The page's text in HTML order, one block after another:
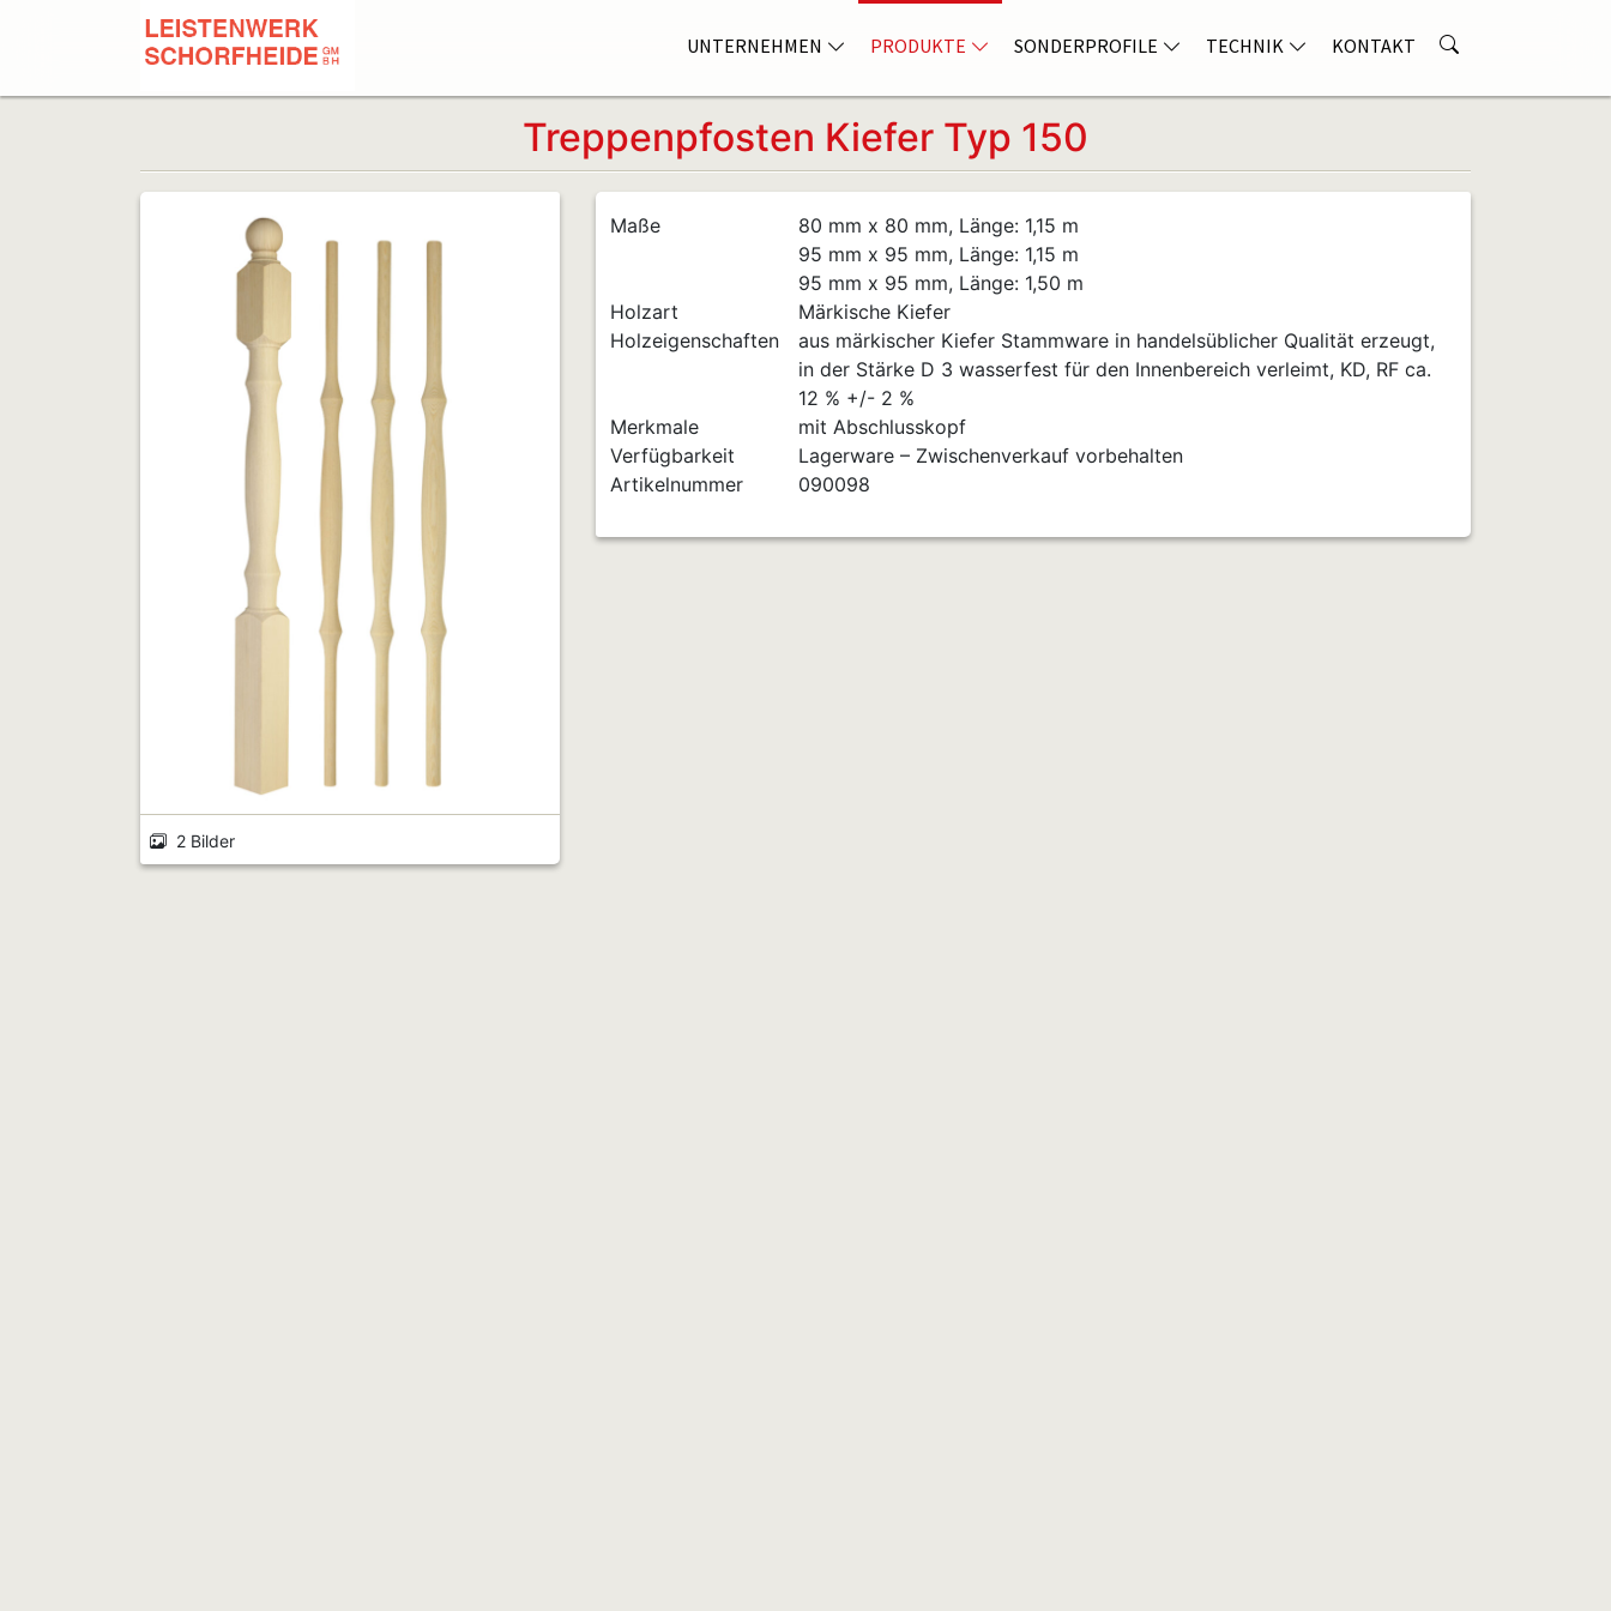
UNTERNEHMEN PRODUKTE SONDERPROFILE TECHNIK KONTAKT
Treppenpfosten Kiefer Typ 150
2 Bilder
Maße
80 mm x 80 mm, Länge: 1,15 m
95 mm x 95 mm, Länge: 1,15 m
95 mm x 95 mm, Länge: 1,50 m
Holzart
Märkische Kiefer
Holzeigenschaften
aus märkischer Kiefer Stammware in handelsüblicher Qualität erzeugt,
in der Stärke D 3 wasserfest für den Innenbereich verleimt, KD, RF ca.
12 % +/- 2 %
Merkmale
mit Abschlusskopf
Verfügbarkeit
Lagerware – Zwischenverkauf vorbehalten
Artikelnummer
090098